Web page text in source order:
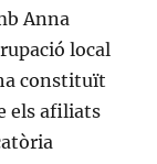
Anna
local
constituït
els afiliats